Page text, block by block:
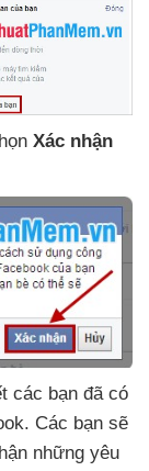
Xác nhận
các bạn đã có
. Các bạn sẽ
những yêu